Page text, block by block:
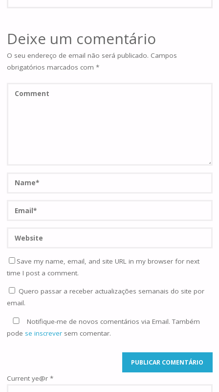
Deixe um comentário
O seu endereço de email não será publicado. Campos
obrigatórios marcados com *
Save my name, email, and site URL in my browser for next
time I post a comment.
Quero passar a receber actualizações semanais do site por
email.
Notifique-me de novos comentários via Email. Também
pode se inscreversem comentar.
Current ye@r *